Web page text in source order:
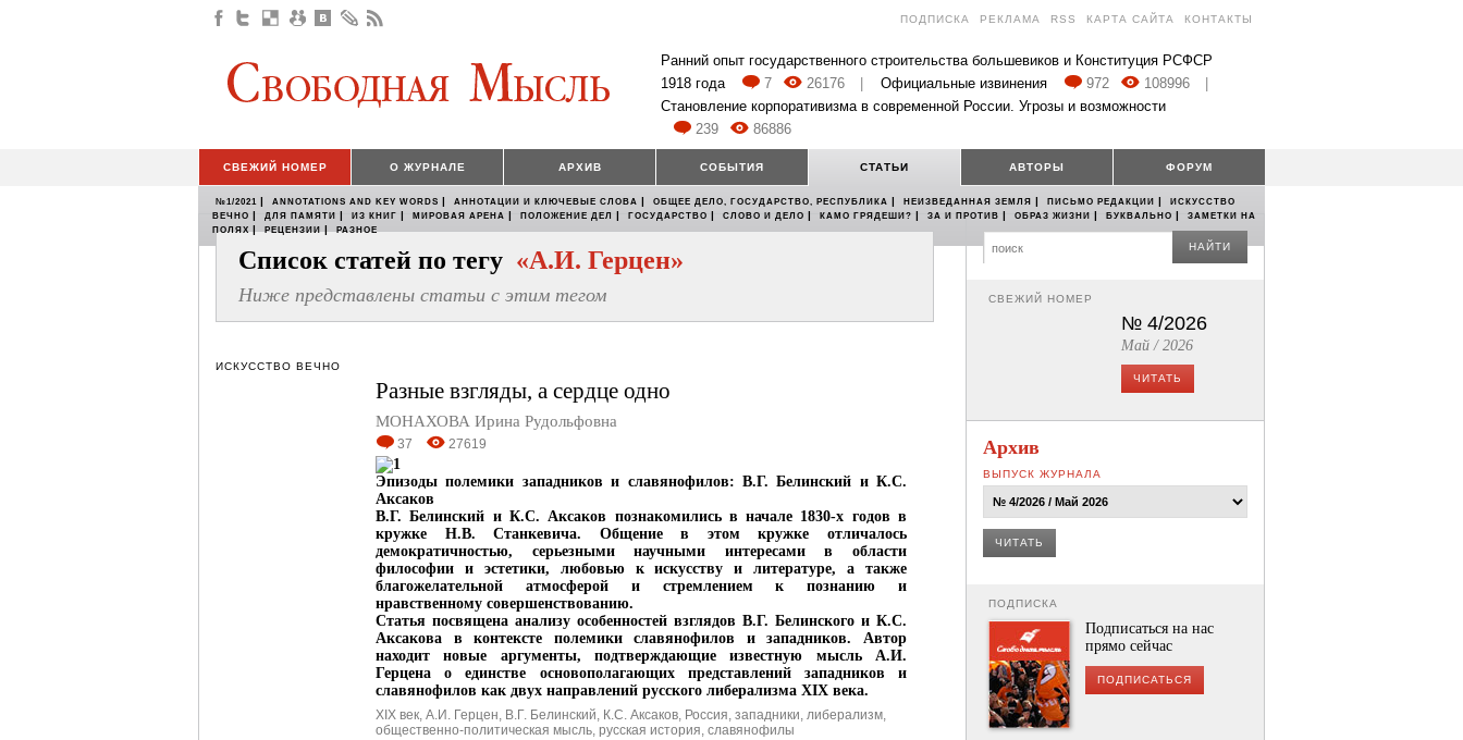
ПОДПИСКА РЕКЛАМА RSS КАРТА САЙТА КОНТАКТЫ
Ранний опыт государственного строительства большевиков и Конституция РСФСР
1918 года
7 26176 Официальные извинения 972 108996
Становление корпоративизма в современной России. Угрозы и возможности
239
86886
СВЕЖИЙ НОМЕР О ЖУРНАЛЕ АРХИВ СОБЫТИЯ СТАТЬИ АВТОРЫ ФОРУМ
№1/2021 | ANNOTATIONS AND KEY WORDS | АННОТАЦИИ И КЛЮЧЕВЫЕ СЛОВА | ОБЩЕЕ ДЕЛО, ГОСУДАРСТВО, РЕСПУБЛИКА | НЕИЗВЕДАННАЯ ЗЕМЛЯ | ПИСЬМО РЕДАКЦИИ |
ИСКУССТВО
ВЕЧНО | ДЛЯ ПАМЯТИ | ИЗ КНИГ | МИРОВАЯ АРЕНА | ПОЛОЖЕНИЕ ДЕЛ | ГОСУДАРСТВО | СЛОВО И ДЕЛО | КАМО ГРЯДЕШИ? | ЗА И ПРОТИВ | ОБРАЗ ЖИЗНИ | БУКВАЛЬНО |
ЗАМЕТКИ НА
ПОЛЯХ | РЕЦЕНЗИИ | РАЗНОЕ
Список статей по тегу «А.И. Герцен»
Ниже представлены статьи с этим тегом
ИСКУССТВО ВЕЧНО
Разные взгляды, а сердце одно
МОНАХОВА Ирина Рудольфовна
37 27619
Эпизодыполемики западников и славянофилов: В.Г. Белинский и К.С.
Аксаков
В.Г. Белинский и К.С. Аксаков познакомились в начале 1830-х годов в
кружке Н.В. Станкевича. Общение в этом кружке отличалось
демократичностью, серьезными научными интересами в области
философии и эстетики, любовью к искусству и литературе, а также
благожелательной атмосферой и стремлением к познанию и
нравственному совершенствованию.
Статья посвящена анализу особенностей взглядов В.Г. Белинского и К.С.
Аксакова в контексте полемики славянофилов и западников. Автор
находит новые аргументы, подтверждающие известную мысль А.И.
Герцена о единстве основополагающих представлений западников и
славянофилов как двух направлений русского либерализма XIX века.
XIX век, А.И. Герцен, В.Г. Белинский, К.С. Аксаков, Россия, западники, либерализм,
общественно-политическая мысль, русская история, славянофилы
НАЙТИ
СВЕЖИЙ НОМЕР
№ 4/2026
Май / 2026
ЧИТАТЬ
Архив
ВЫПУСК ЖУРНАЛА
ЧИТАТЬ
ПОДПИСКА
Подписаться на нас
прямо сейчас
ПОДПИСАТЬСЯ